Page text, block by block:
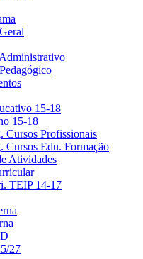
15-18
15-18
Cursos Profissionais
Cursos Edu. Formação
Atividades
TEIP 14-17
27